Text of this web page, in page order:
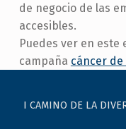
de negocio de las
accesibles.
Puedes ver en este
campaña cáncer de
Skip back to main navigation
I CAMINO DE LA